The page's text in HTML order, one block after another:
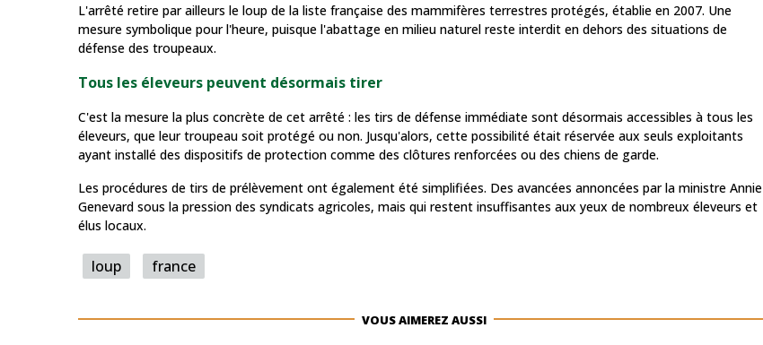
L'arrêté retire par ailleurs le loup de la liste française des mammifères terrestres protégés, établie en 2007. Une
mesure symbolique pour l'heure, puisque l'abattage en milieu naturel reste interdit en dehors des situations de
défense des troupeaux.
Tous les éleveurs peuvent désormais tirer
C'est la mesure la plus concrète de cet arrêté : les tirs de défense immédiate sont désormais accessibles à tous les
éleveurs, que leur troupeau soit protégé ou non. Jusqu'alors, cette possibilité était réservée aux seuls exploitants
ayant installé des dispositifs de protection comme des clôtures renforcées ou des chiens de garde.
Les procédures de tirs de prélèvement ont également été simplifiées. Des avancées annoncées par la ministre Annie
Genevard sous la pression des syndicats agricoles, mais qui restent insuffisantes aux yeux de nombreux éleveurs et
élus locaux.
loup france
VOUS AIMEREZ AUSSI